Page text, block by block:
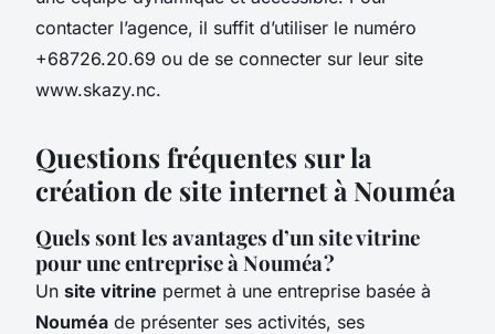
contacter l’agence, il suffit d’utiliser le numéro
+68726.20.69 ou de se connecter sur leur site
www.skazy.nc.
Questions fréquentes sur la
création de site internet à Nouméa
Quels sont les avantages d’un site vitrine
pour une entreprise à Nouméa ?
Un site vitrine permet à une entreprise basée à
Nouméa de présenter ses activités, ses